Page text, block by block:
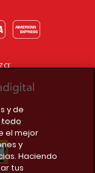
y de
todo
el mejor
y
Haciendo
tus